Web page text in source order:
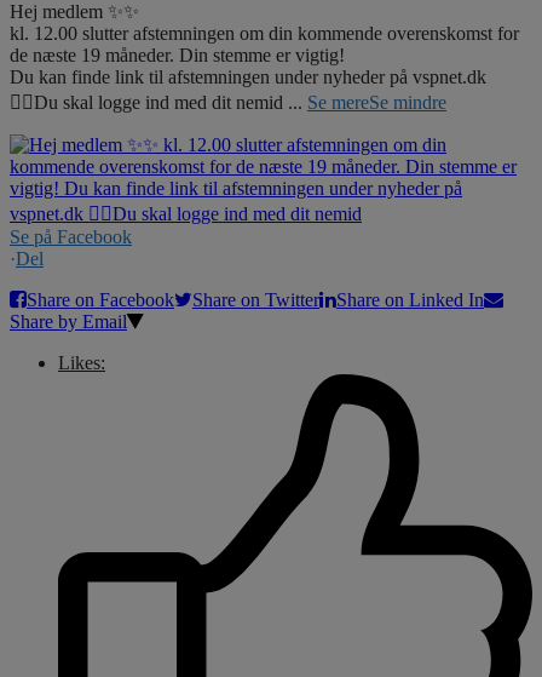
Hej medlem ✨✨
kl. 12.00 slutter afstemningen om din kommende overenskomst for
de næste 19 måneder. Din stemme er vigtig!
Du kan finde link til afstemningen under nyheder på vspnet.dk
☝🏼Du skal logge ind med dit nemid ... Se mereSe mindre
Se på Facebook
·Del
Share on Facebook
Share on Twitter
Share on Linked In
Share by Email
Likes: